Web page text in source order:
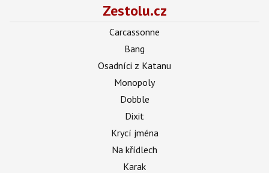
Zestolu.cz
Carcassonne
Bang
Osadníci z Katanu
Monopoly
Dobble
Dixit
Krycí jména
Na křídlech
Karak